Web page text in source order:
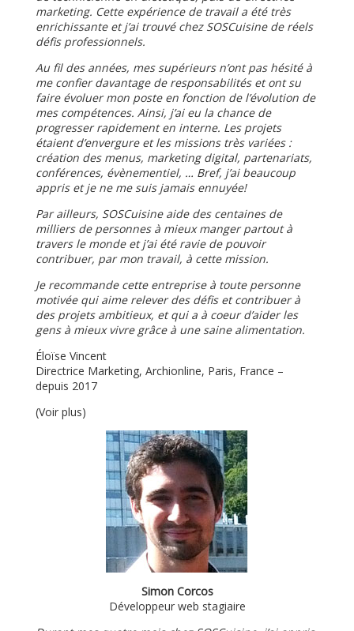
marketing. Cette expérience de travail a été très
enrichissante et j’ai trouvé chez SOSCuisine de réels
défis professionnels.
Au fil des années, mes supérieurs n’ont pas hésité à
me confier davantage de responsabilités et ont su
faire évoluer mon poste en fonction de l’évolution de
mes compétences. Ainsi, j’ai eu la chance de
progresser rapidement en interne. Les projets
étaient d’envergure et les missions très variées :
création des menus, marketing digital, partenariats,
conférences, évènementiel, … Bref, j’ai beaucoup
appris et je ne me suis jamais ennuyée!
Par ailleurs, SOSCuisine aide des centaines de
milliers de personnes à mieux manger partout à
travers le monde et j’ai été ravie de pouvoir
contribuer, par mon travail, à cette mission.
Je recommande cette entreprise à toute personne
motivée qui aime relever des défis et contribuer à
des projets ambitieux, et qui a à coeur d’aider les
gens à mieux vivre grâce à une saine alimentation.
Éloïse Vincent
Directrice Marketing, Archionline, Paris, France –
depuis 2017
(Voir plus)
Simon Corcos
Développeur web stagiaire